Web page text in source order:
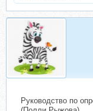
Руководство по